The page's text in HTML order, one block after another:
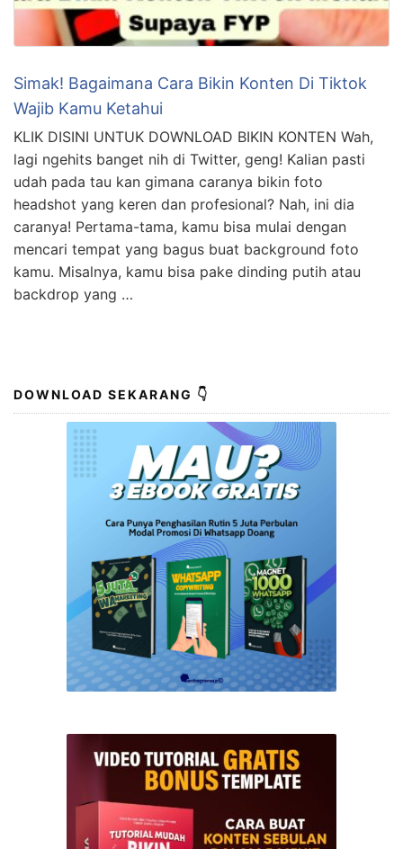
Simak! Bagaimana Cara Bikin Konten Di Tiktok
Wajib Kamu Ketahui
KLIK DISINI UNTUK DOWNLOAD BIKIN KONTEN Wah,
lagi ngehits banget nih di Twitter, geng! Kalian pasti
udah pada tau kan gimana caranya bikin foto
headshot yang keren dan profesional? Nah, ini dia
caranya! Pertama-tama, kamu bisa mulai dengan
mencari tempat yang bagus buat background foto
kamu. Misalnya, kamu bisa pake dinding putih atau
backdrop yang …
DOWNLOAD SEKARANG 👇